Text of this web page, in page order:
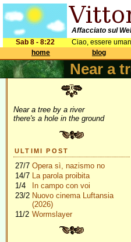
Affacciato sul
Sab 8 - 8:22
Ciao, essere
home
blog
Near a
Near a tree by a river
there's a hole in the ground
ULTIMI POST
27/7 Opera sì, nazismo no
14/7 La parola proibita
1/4
In campo con voi
23/2 Nuovo cinema Luftansia
(2026)
11/2 Wormslayer